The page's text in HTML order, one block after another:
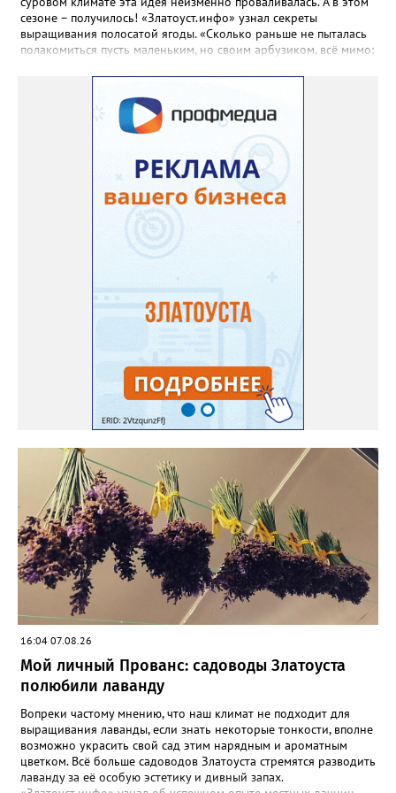
сезоне – получилось! «Златоуст.инфо» узнал секреты
выращивания полосатой ягоды. «Сколько раньше не пыталась
полакомиться пусть маленьким, но своим арбузиком, всё мимо:
«Златоуст.инфо» садовод. – В этом году посадила сорт так
называемых северных арбузов – «Юлия», а также «Коккоро»
(он жёлтый и, говорят, очень сладкий). Вот уже первый на пару
кило вызрел. Чтобы не оборвал плеть, подвешиваю своих
полосатиков в сетках из-под овощей или авоськах,
подкармливаю. Не терпится попробовать!». Опытные
бахчеводы из южных регионов в соцсетях посоветовали нашей
землячке: арбуз будет созревшим не раньше, чем с его кожуры
пропадет матовость (станет глянцевым). По срокам опыления
норма зрелости для «Коккоро» - не менее 42 дней от завязи
размером с грецкий орех. Екатерина выяснила у знающих
людей и причину своих неудач – её сеянцы не опылялись, и это
нужно было делать самостоятельно. «Мужской» цветочек для
этого прикладывают к «женскому» - тычинку к пестику. Фото:
Екатерина Громова, специально для «Златоуст.инфо».
Обсуждение новости здесь
ВКОНТАКТЕ https://vk.com/newszlatoust74
16:04 07.08.26
Мой личный Прованс: садоводы Златоуста
полюбили лаванду
Вопреки частому мнению, что наш климат не подходит для
выращивания лаванды, если знать некоторые тонкости, вполне
возможно украсить свой сад этим нарядным и ароматным
цветком. Всё больше садоводов Златоуста стремятся разводить
лаванду за её особую эстетику и дивный запах.